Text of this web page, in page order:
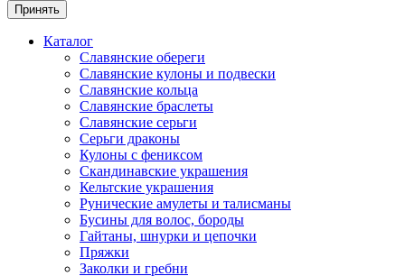
Принять
Каталог
Славянские обереги
Славянские кулоны и подвески
Славянские кольца
Славянские браслеты
Славянские серьги
Серьги драконы
Кулоны с фениксом
Скандинавские украшения
Кельтские украшения
Рунические амулеты и талисманы
Бусины для волос, бороды
Гайтаны, шнурки и цепочки
Пряжки
Заколки и гребни